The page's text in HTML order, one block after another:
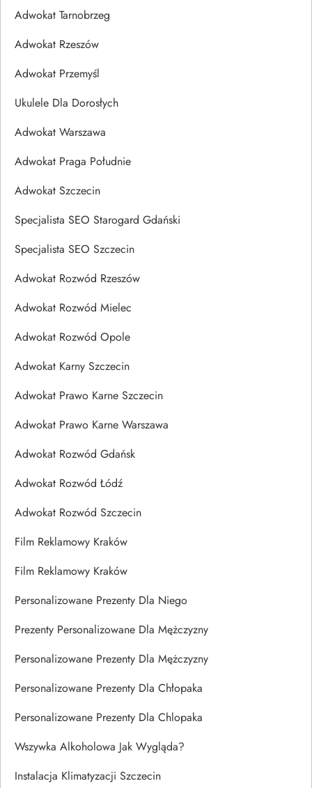
Adwokat Tarnobrzeg
Adwokat Rzeszów
Adwokat Przemyśl
Ukulele Dla Dorosłych
Adwokat Warszawa
Adwokat Praga Południe
Adwokat Szczecin
Specjalista SEO Starogard Gdański
Specjalista SEO Szczecin
Adwokat Rozwód Rzeszów
Adwokat Rozwód Mielec
Adwokat Rozwód Opole
Adwokat Karny Szczecin
Adwokat Prawo Karne Szczecin
Adwokat Prawo Karne Warszawa
Adwokat Rozwód Gdańsk
Adwokat Rozwód Łódź
Adwokat Rozwód Szczecin
Film Reklamowy Kraków
Film Reklamowy Kraków
Personalizowane Prezenty Dla Niego
Prezenty Personalizowane Dla Mężczyzny
Personalizowane Prezenty Dla Mężczyzny
Personalizowane Prezenty Dla Chłopaka
Personalizowane Prezenty Dla Chlopaka
Wszywka Alkoholowa Jak Wygląda?
Instalacja Klimatyzacji Szczecin